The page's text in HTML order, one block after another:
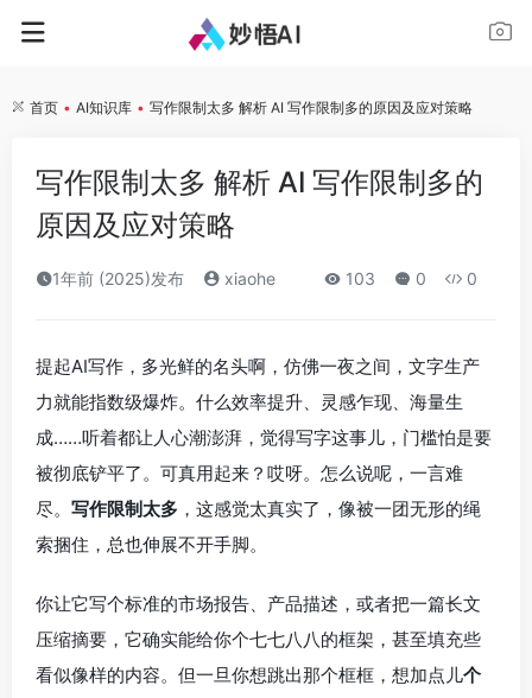
首页 • AI知识库 • 写作限制太多 解析 AI 写作限制多的原因及应对策略
写作限制太多 解析 AI 写作限制多的
原因及应对策略
1年前 (2025)发布 xiaohe 103 0 0
提起AI写作，多光鲜的名头啊，仿佛一夜之间，文字生产
力就能指数级爆炸。什么效率提升、灵感乍现、海量生
成……听着都让人心潮澎湃，觉得写字这事儿，门槛怕是要
被彻底铲平了。可真用起来？哎呀。怎么说呢，一言难
尽。 写作限制太多 ，这感觉太真实了，像被一团无形的绳
索捆住，总也伸展不开手脚。
你让它写个标准的市场报告、产品描述，或者把一篇长文
压缩摘要，它确实能给你个七七八八的框架，甚至填充些
看似像样的内容。但一旦你想跳出那个框框，想加点儿个